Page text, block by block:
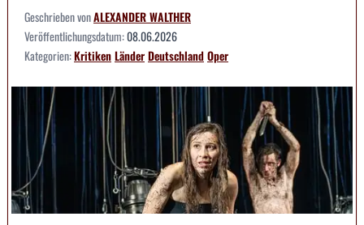
Geschrieben vonALEXANDER WALTHER
Veröffentlichungsdatum:08.06.2026
Kategorien:KritikenLänderDeutschlandOper